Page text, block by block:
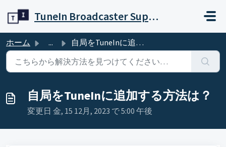
TuneIn Broadcaster Support
ホーム ... 自局をTuneInに追加する方法は？
自局をTuneInに追加する方法は？
変更日 金, 15 12月, 2023 で 5:00 午後